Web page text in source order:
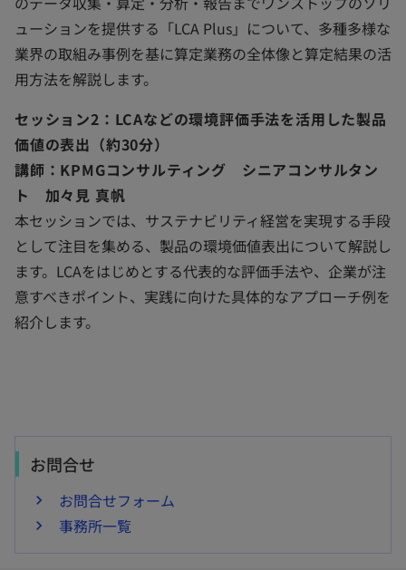
ューションを提供する「LCA Plus」について、多種多様な
業界の取組み事例を基に算定業務の全体像と算定結果の活
用方法を解説します。
セッション2：LCAなどの環境評価手法を活用した製品
価値の表出（約30分）
講師：KPMGコンサルティング シニアコンサルタン
ト 加々見 真帆
本セッションでは、サステナビリティ経営を実現する手段
として注目を集める、製品の環境価値表出について解説し
ます。LCAをはじめとする代表的な評価手法や、企業が注
意すべきポイント、実践に向けた具体的なアプローチ例を
紹介します。
お問合せ
お問合せフォーム
事務所一覧